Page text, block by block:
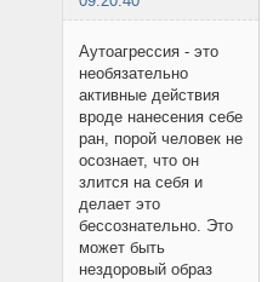
Аутоагрессия - это
необязательно
активные действия
вроде нанесения себе
ран, порой человек не
осознает, что он
злится на себя и
делает это
бессознательно. Это
может быть
нездоровый образ